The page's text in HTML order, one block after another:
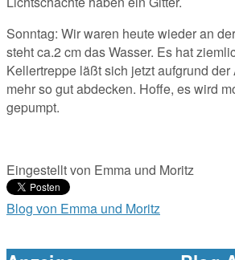
Sonntag: Wir waren heute wieder an
steht ca.2 cm das Wasser. Es hat
Kellertreppe läßt sich jetzt aufgrund
mehr so gut abdecken. Hoffe, es wird
gepumpt.
Eingestellt von Emma und Moritz
Blog von Emma und Moritz